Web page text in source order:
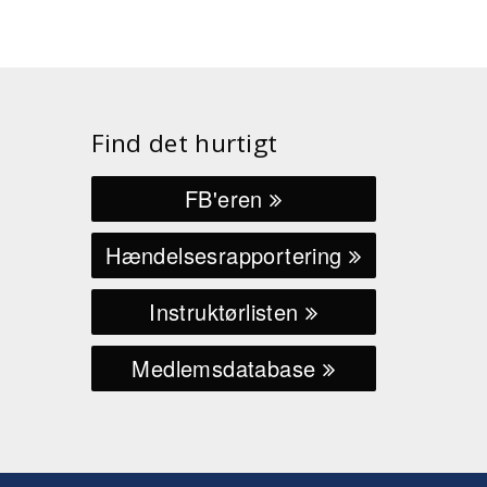
Find det hurtigt
FB'eren
Hændelsesrapportering
Instruktørlisten
Medlemsdatabase